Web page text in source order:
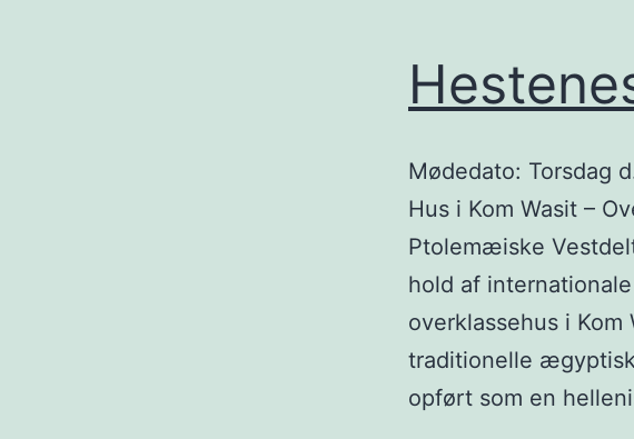
Mødedato: Torsdag
Hus i Kom Wasit –
Ptolemæiske
hold af
overklassehus i
traditionelle
opført som en